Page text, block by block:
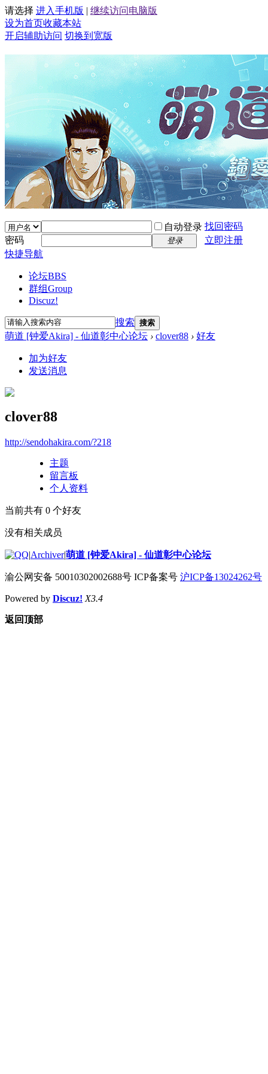
请选择 进入手机版 | 继续访问电脑版
设为首页收藏本站
开启辅助访问 切换到宽版
自动登录 找回密码
密码
登录
立即注册
快捷导航
论坛BBS
群组Group
Discuz!
搜索 搜索
萌道 [钟爱Akira] - 仙道彰中心论坛 › clover88 › 好友
加为好友
发送消息
clover88
http://sendohakira.com/?218
主题
留言板
个人资料
当前共有 0 个好友
没有相关成员
|Archiver|萌道 [钟爱Akira] - 仙道彰中心论坛
渝公网安备 50010302002688号 ICP备案号 沪ICP备13024262号
Powered by Discuz! X3.4
返回顶部